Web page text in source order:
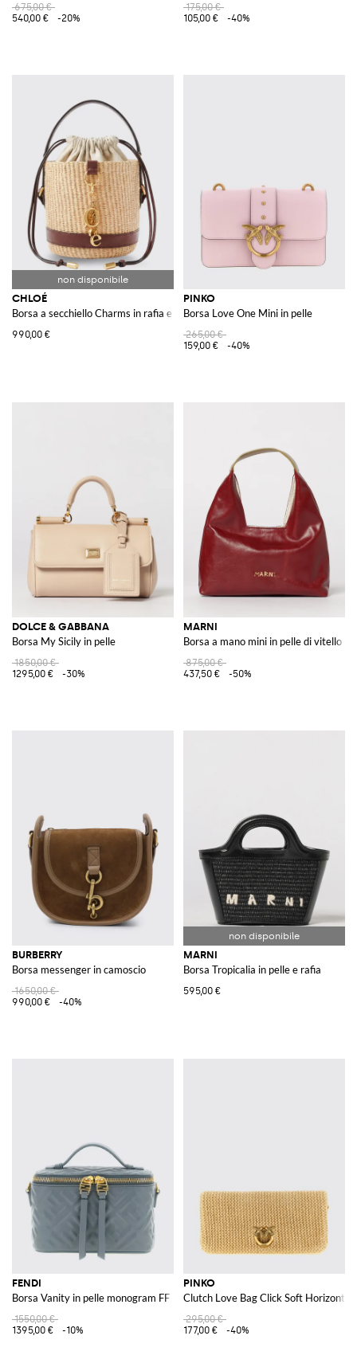
675,00 €
540,00 €
-20%
175,00 €
105,00 €
-40%
CHLOÉ
Borsa a secchiello Charms in rafia e pelle
990,00 €
PINKO
Borsa Love One Mini in pelle
265,00 €
159,00 €
-40%
DOLCE & GABBANA
Borsa My Sicily in pelle
1850,00 €
1295,00 €
-30%
MARNI
Borsa a mano mini in pelle di vitello
875,00 €
437,50 €
-50%
BURBERRY
Borsa messenger in camoscio
1650,00 €
990,00 €
-40%
MARNI
Borsa Tropicalia in pelle e rafia
595,00 €
FENDI
Borsa Vanity in pelle monogram FF
1550,00 €
1395,00 €
-10%
PINKO
Clutch Love Bag Click Soft Horizontal
295,00 €
177,00 €
-40%